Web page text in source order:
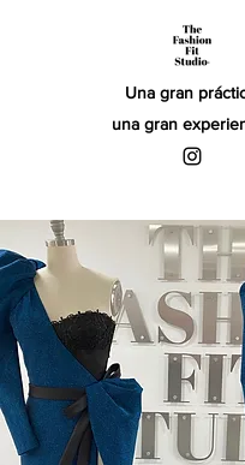
Una gran
una gran